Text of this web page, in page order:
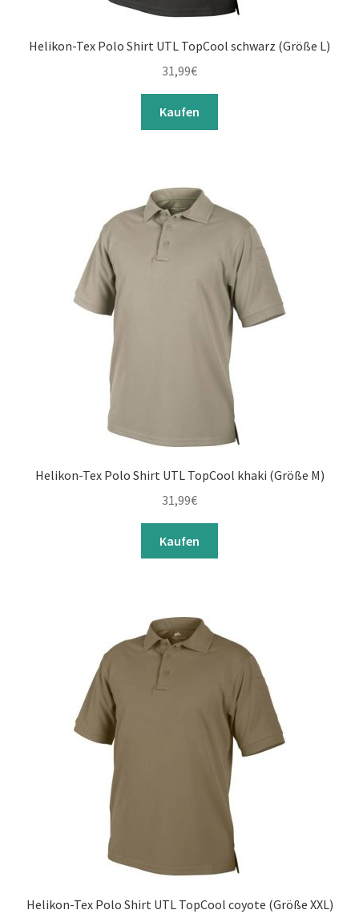
Helikon-Tex Polo Shirt UTL TopCool schwarz (Größe L)
31,99€
Kaufen
Helikon-Tex Polo Shirt UTL TopCool khaki (Größe M)
31,99€
Kaufen
Helikon-Tex Polo Shirt UTL TopCool coyote (Größe XXL)